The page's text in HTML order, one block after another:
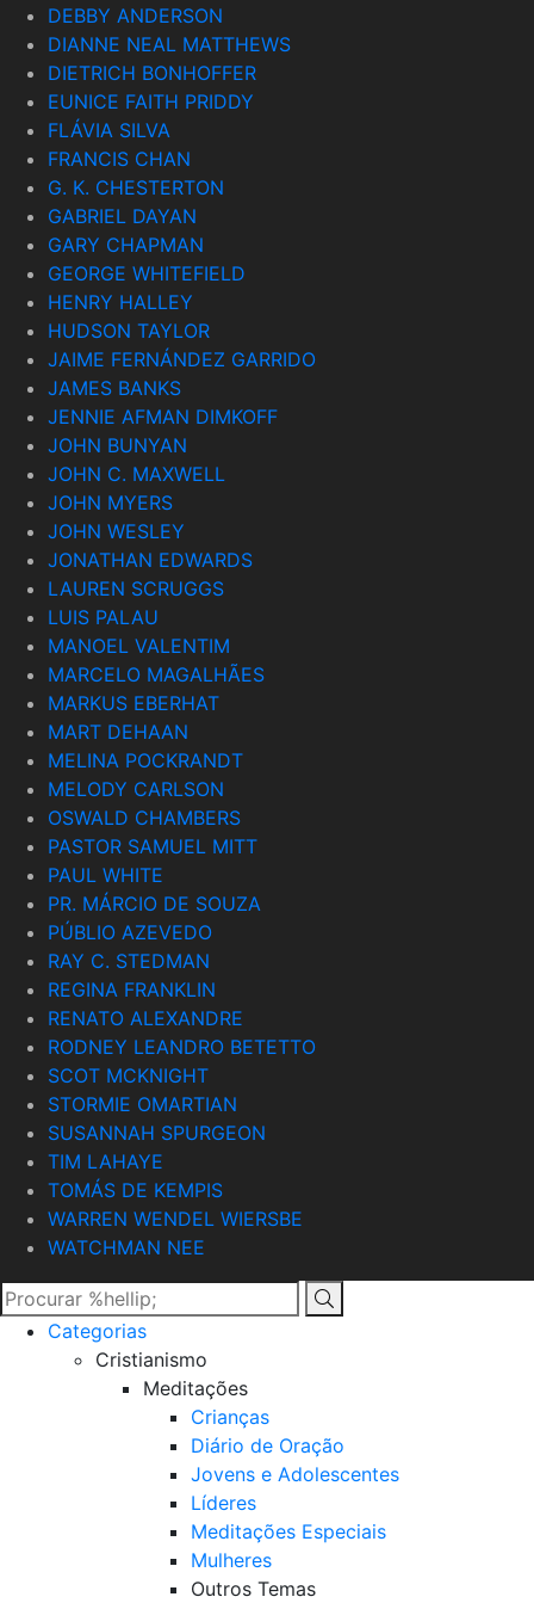
DEBBY ANDERSON
DIANNE NEAL MATTHEWS
DIETRICH BONHOFFER
EUNICE FAITH PRIDDY
FLÁVIA SILVA
FRANCIS CHAN
G. K. CHESTERTON
GABRIEL DAYAN
GARY CHAPMAN
GEORGE WHITEFIELD
HENRY HALLEY
HUDSON TAYLOR
JAIME FERNÁNDEZ GARRIDO
JAMES BANKS
JENNIE AFMAN DIMKOFF
JOHN BUNYAN
JOHN C. MAXWELL
JOHN MYERS
JOHN WESLEY
JONATHAN EDWARDS
LAUREN SCRUGGS
LUIS PALAU
MANOEL VALENTIM
MARCELO MAGALHÃES
MARKUS EBERHAT
MART DEHAAN
MELINA POCKRANDT
MELODY CARLSON
OSWALD CHAMBERS
PASTOR SAMUEL MITT
PAUL WHITE
PR. MÁRCIO DE SOUZA
PÚBLIO AZEVEDO
RAY C. STEDMAN
REGINA FRANKLIN
RENATO ALEXANDRE
RODNEY LEANDRO BETETTO
SCOT MCKNIGHT
STORMIE OMARTIAN
SUSANNAH SPURGEON
TIM LAHAYE
TOMÁS DE KEMPIS
WARREN WENDEL WIERSBE
WATCHMAN NEE
Categorias
Cristianismo
Meditações
Crianças
Diário de Oração
Jovens e Adolescentes
Líderes
Meditações Especiais
Mulheres
Outros Temas